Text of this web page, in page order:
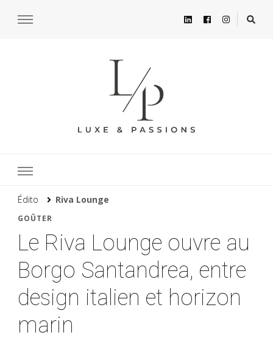
Édito Riva Lounge
GOÛTER
Le Riva Lounge ouvre au
Borgo Santandrea, entre
design italien et horizon
marin